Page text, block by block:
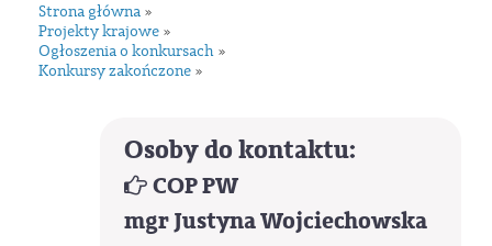
Strona główna »
Projekty krajowe »
Ogłoszenia o konkursach »
Konkursy zakończone »
Osoby do kontaktu:
COP PW
mgr Justyna Wojciechowska